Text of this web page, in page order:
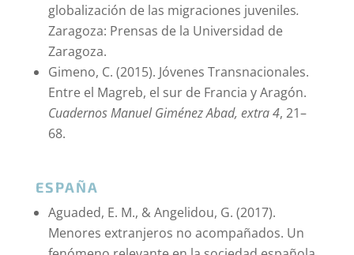
globalización de las migraciones juveniles.
Zaragoza: Prensas de la Universidad de
Zaragoza.
Gimeno, C. (2015). Jóvenes Transnacionales.
Entre el Magreb, el sur de Francia y Aragón.
Cuadernos Manuel Giménez Abad, extra 4, 21–
68.
ESPAÑA
Aguaded, E. M., & Angelidou, G. (2017).
Menores extranjeros no acompañados. Un